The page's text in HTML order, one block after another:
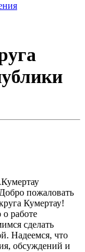
пожаловать
Кумертау!
работе
сделать
Надеемся, что
обсуждений и